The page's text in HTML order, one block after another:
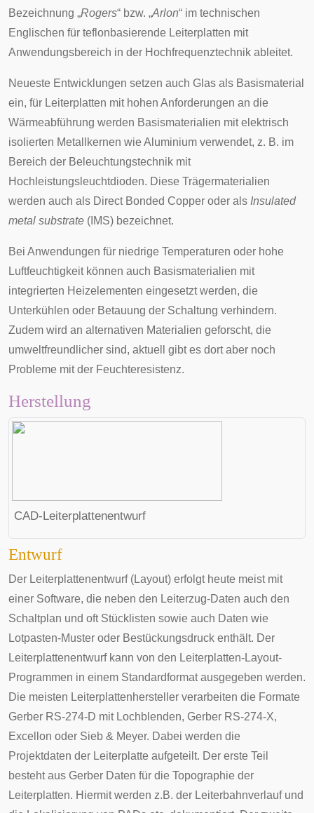
Bezeichnung „Rogers“ bzw. „Arlon“ im technischen
Englischen für teflonbasierende Leiterplatten mit
Anwendungsbereich in der Hochfrequenztechnik ableitet.
Neueste Entwicklungen setzen auch Glas als Basismaterial
ein, für Leiterplatten mit hohen Anforderungen an die
Wärmeabführung werden Basismaterialien mit elektrisch
isolierten Metallkernen wie Aluminium verwendet, z. B. im
Bereich der Beleuchtungstechnik mit
Hochleistungsleuchtdioden. Diese Trägermaterialien
werden auch als Direct Bonded Copper oder als Insulated
metal substrate (IMS) bezeichnet.
Bei Anwendungen für niedrige Temperaturen oder hohe
Luftfeuchtigkeit können auch Basismaterialien mit
integrierten Heizelementen eingesetzt werden, die
Unterkühlen oder Betauung der Schaltung verhindern.
Zudem wird an alternativen Materialien geforscht, die
umweltfreundlicher sind, aktuell gibt es dort aber noch
Probleme mit der Feuchteresistenz.
Herstellung
CAD-Leiterplattenentwurf
Entwurf
Der Leiterplattenentwurf (Layout) erfolgt heute meist mit
einer Software, die neben den Leiterzug-Daten auch den
Schaltplan und oft Stücklisten sowie auch Daten wie
Lotpasten-Muster oder Bestückungsdruck enthält. Der
Leiterplattenentwurf kann von den Leiterplatten-Layout-
Programmen in einem Standardformat ausgegeben werden.
Die meisten Leiterplattenhersteller verarbeiten die Formate
Gerber RS-274-D mit Lochblenden, Gerber RS-274-X,
Excellon oder Sieb & Meyer. Dabei werden die
Projektdaten der Leiterplatte aufgeteilt. Der erste Teil
besteht aus Gerber Daten für die Topographie der
Leiterplatten. Hiermit werden z.B. der Leiterbahnverlauf und